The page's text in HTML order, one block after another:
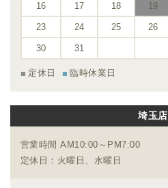
16 17 18 19
23 24 25 26
30 31
定休日 臨時休業日
埼玉店
営業時間 AM10:00～PM7:00
定休日：火曜日、水曜日